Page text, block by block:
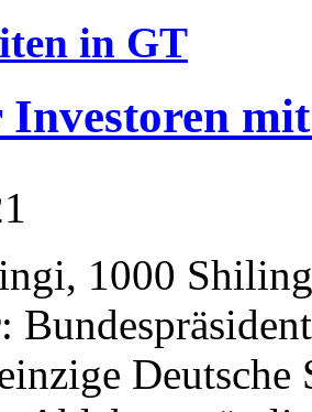
in GT
Investoren
1000
Deutsche